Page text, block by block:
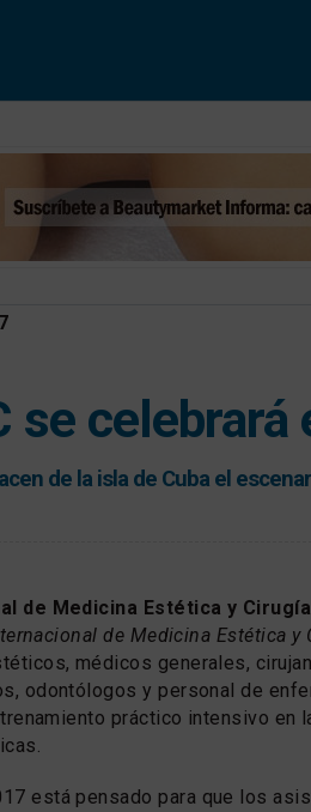
se celebrará
de la isla de Cuba el
de Medicina Estética y Cirugía
de Medicina Estética y
médicos generales,
odontólogos y personal de
práctico intensivo en
está pensado para que los